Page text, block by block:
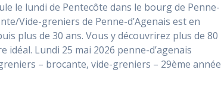
le lundi de Pentecôte dans le bourg de Penne-
Vide-greniers de Penne-d’Agenais est en
plus de 30 ans. Vous y découvrirez plus de 80
idéal. Lundi 25 mai 2026 penne-d’agenais
– brocante, vide-greniers – 29ème année